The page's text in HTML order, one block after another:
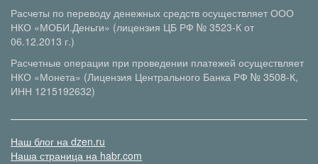
Расчеты по переводу денежных средств осуществляет ООО
НКО «МОБИ.Деньги» (лицензия ЦБ РФ № 3523-К от
06.12.2013 г.)
Расчетные операции при проведении платежей осуществляет
НКО «Монета» (Лицензия Центрального Банка РФ № 3508-К,
ИНН 1215192632)
Наш блог на dzen.ru
Наша страница на habr.com